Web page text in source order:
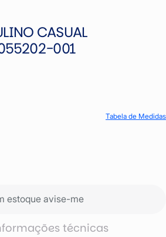
CASUAL
001
Tabela de Medidas
estoque avise-me
técnicas